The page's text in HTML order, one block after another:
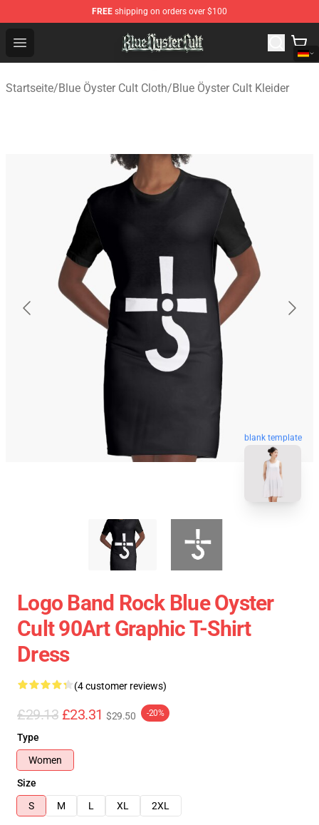
FREE shipping on orders over $100
Open menu
Blue Öyster Cult Store - Official Blue Öyster Cult
Startseite/Blue Öyster Cult Cloth/Blue Öyster Cult Kleider
blank template
Logo Band Rock Blue Oyster
Cult 90Art Graphic T-Shirt
Dress
(4 customer reviews)
£29.13 £23.31 $29.50 -20%
Type
Women
Size
S
M L XL 2XL